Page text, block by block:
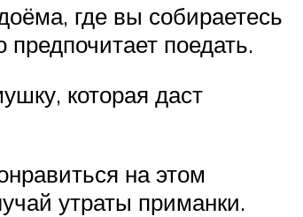
где вы собираетесь
поедать.
которая даст
на этом
утраты приманки.